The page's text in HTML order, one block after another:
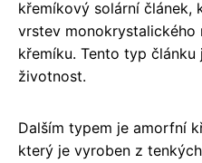
křemíkový solární článek,
vrstev
křemíku. Tento typ
životnost.
Dalším typem je amorfní
který je vyroben z